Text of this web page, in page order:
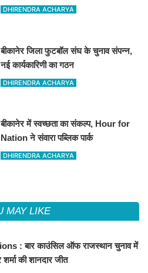
VIDEO वायरल
DHIRENDRA ACHARYA
बीकानेर जिला फुटबॉल संघ के चुनाव संपन्न,
नई कार्यकारिणी का गठन
DHIRENDRA ACHARYA
बीकानेर में स्वच्छता का संकल्प, Hour for
Nation ने संवारा पब्लिक पार्क
DHIRENDRA ACHARYA
MAY LIKE
: बार काउंसिल ऑफ राजस्थान चुनाव में
की शानदार जीत